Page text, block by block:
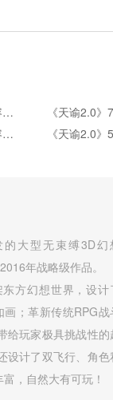
《天谕2.0》7月30日周版本更新维护内容公告
《天谕2.0》5月28日周版本更新维护内容公告
的大型无束缚3D幻
年战略级作品。
东方幻想世界，设计
；革新传统RPG战
给玩家极具挑战性的
设计了双飞行、角色
，自然大有可玩！